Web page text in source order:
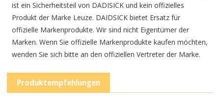
ist ein Sicherheitsteil von DADISICK und kein offizielles
Produkt der Marke Leuze. DAIDSICK bietet Ersatz für
offizielle Markenprodukte. Wir sind nicht Eigentümer der
Marken. Wenn Sie offizielle Markenprodukte kaufen möchten,
wenden Sie sich bitte an den offiziellen Vertreter der Marke.
Produktempfehlungen